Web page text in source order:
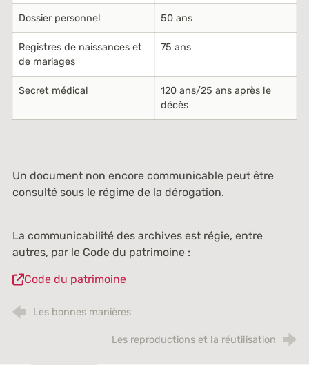
Dossier personnel 50 ans
Registres de naissances et
de mariages
75 ans
Secret médical
120 ans/25 ans après le
décès
Un document non encore communicable peut être
consulté sous le régime de la dérogation.
La communicabilité des archives est régie, entre
autres, par le Code du patrimoine :
Code du patrimoine
Les bonnes manières
Les reproductions et la réutilisation